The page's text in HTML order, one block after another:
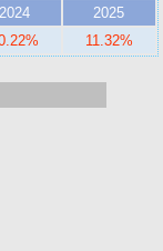
2024
2025
11.32%